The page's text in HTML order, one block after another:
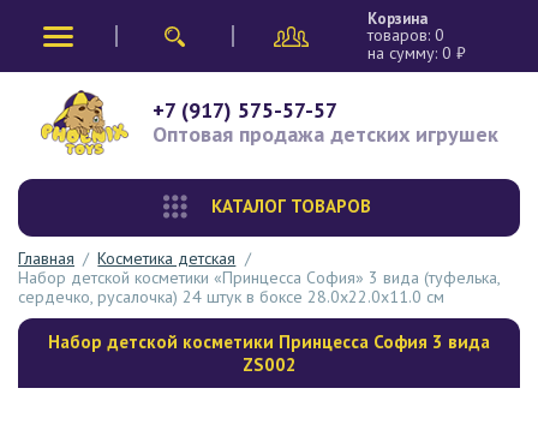
Корзина
товаров: 0
на сумму: 0₽
+7 (917) 575-57-57
Оптовая продажа детских игрушек
КАТАЛОГ ТОВАРОВ
Главная / Косметика детская /
Набор детской косметики «Принцесса София» 3 вида (туфелька,
сердечко, русалочка) 24 штук в боксе 28.0х22.0х11.0 см
Набор детской косметики Принцесса София 3 вида
ZS002